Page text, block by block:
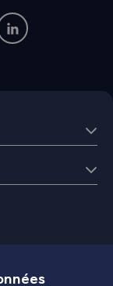
sur Twitter
nous sur
: rejoignez-nous
fenêtre :
Nouvelle fenêtre :